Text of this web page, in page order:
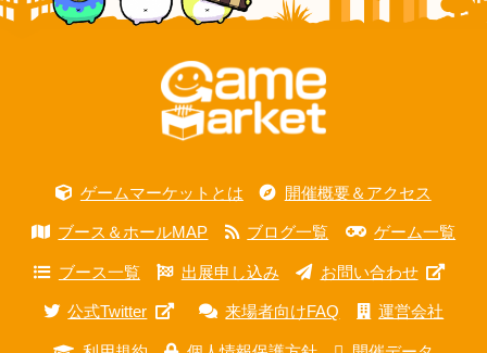
ゲームマーケットとは 開催概要＆アクセス
ブース＆ホールMAP ブログ一覧 ゲーム一覧
ブース一覧 出展申し込み お問い合わせ
公式Twitter 来場者向けFAQ 運営会社